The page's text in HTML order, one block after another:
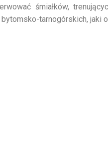
śmiałków,
tarnogórskich, jaki